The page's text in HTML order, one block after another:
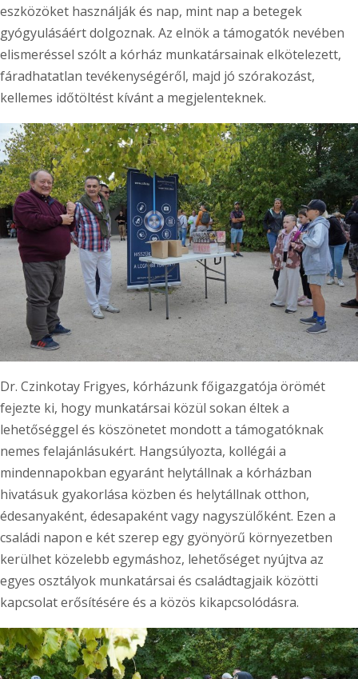
eszközöket használják és nap, mint nap a betegek
gyógyulásáért dolgoznak. Az elnök a támogatók nevében
elismeréssel szólt a kórház munkatársainak elkötelezett,
fáradhatatlan tevékenységéről, majd jó szórakozást,
kellemes időtöltést kívánt a megjelenteknek.
Dr. Czinkotay Frigyes, kórházunk főigazgatója örömét
fejezte ki, hogy munkatársai közül sokan éltek a
lehetőséggel és köszönetet mondott a támogatóknak
nemes felajánlásukért. Hangsúlyozta, kollégái a
mindennapokban egyaránt helytállnak a kórházban
hivatásuk gyakorlása közben és helytállnak otthon,
édesanyaként, édesapaként vagy nagyszülőként. Ezen a
családi napon e két szerep egy gyönyörű környezetben
kerülhet közelebb egymáshoz, lehetőséget nyújtva az
egyes osztályok munkatársai és családtagjaik közötti
kapcsolat erősítésére és a közös kikapcsolódásra.